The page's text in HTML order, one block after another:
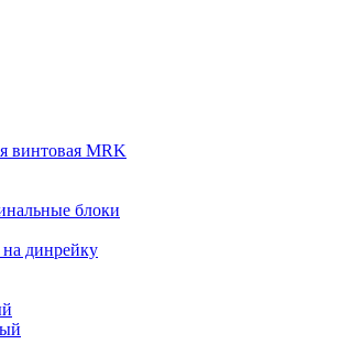
винтовая MRK
блоки
динрейку